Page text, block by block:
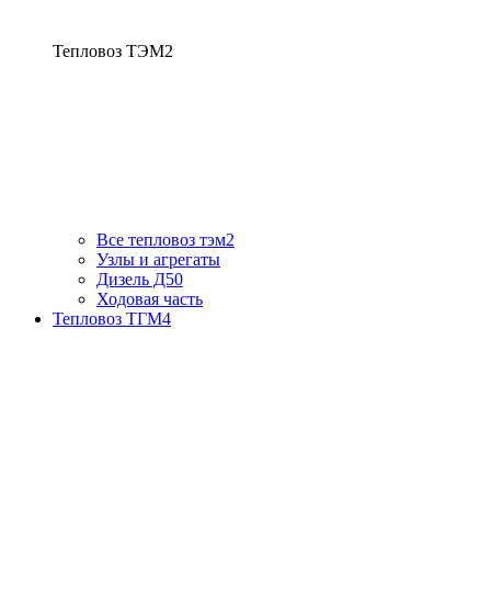
Тепловоз ТЭМ2
Все тепловоз тэм2
Узлы и агрегаты
Дизель Д50
Ходовая часть
Тепловоз ТГМ4